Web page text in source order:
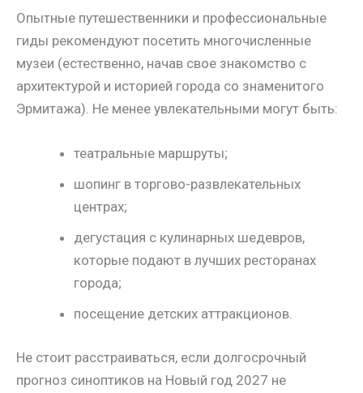
Опытные путешественники и профессиональные
гиды рекомендуют посетить многочисленные
музеи (естественно, начав свое знакомство с
архитектурой и историей города со знаменитого
Эрмитажа). Не менее увлекательными могут быть:
театральные маршруты;
шопинг в торгово-развлекательных
центрах;
дегустация с кулинарных шедевров,
которые подают в лучших ресторанах
города;
посещение детских аттракционов.
Не стоит расстраиваться, если долгосрочный
прогноз синоптиков на Новый год 2027 не